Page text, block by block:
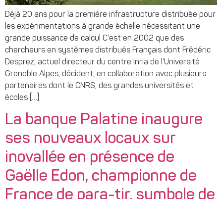
Déjà 20 ans pour la première infrastructure distribuée pour
les expérimentations à grande échelle nécessitant une
grande puissance de calcul C’est en 2002 que des
chercheurs en systèmes distribués Français dont Frédéric
Desprez, actuel directeur du centre Inria de l’Université
Grenoble Alpes, décident, en collaboration avec plusieurs
partenaires dont le CNRS, des grandes universités et
écoles […]
La banque Palatine inaugure
ses nouveaux locaux sur
inovallée en présence de
Gaëlle Edon, championne de
France de para-tir, symbole de